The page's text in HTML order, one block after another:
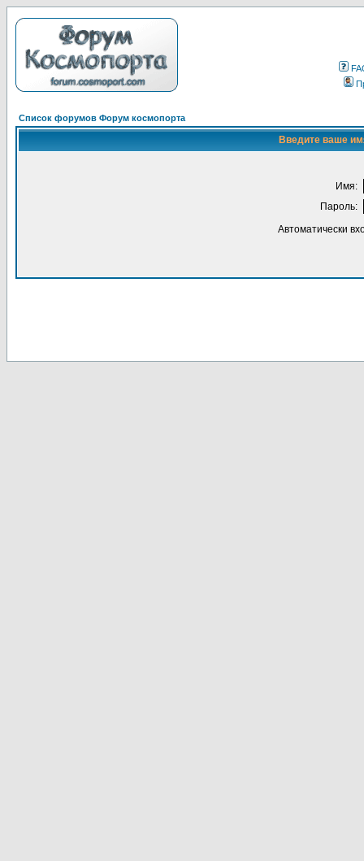
Список форумов Форум космопорта
Введите ваше
Имя:
Пароль:
Автоматически